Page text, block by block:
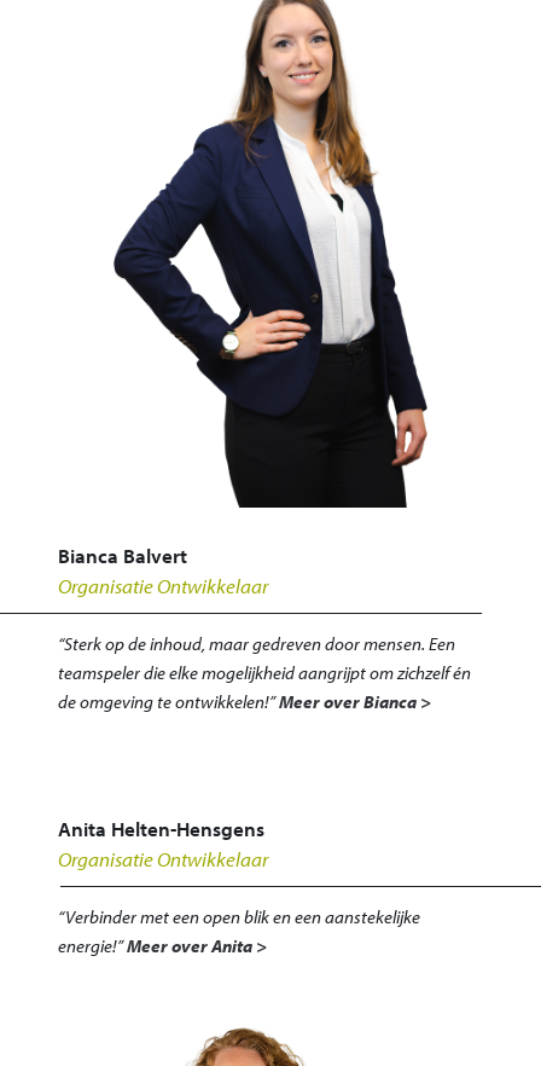
Bianca Balvert
Organisatie Ontwikkelaar
“Sterk op de inhoud, maar gedreven door mensen. Een
teamspeler die elke mogelijkheid aangrijpt om zichzelf én
de omgeving te ontwikkelen!”Meer over Bianca >
Anita Helten-Hensgens
Organisatie Ontwikkelaar
“Verbinder met een open blik en een aanstekelijke
energie!”Meer over Anita >